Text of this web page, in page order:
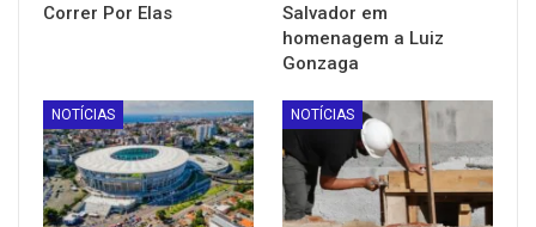
Correr Por Elas
Salvador em
homenagem a Luiz
Gonzaga
NOTÍCIAS NOTÍCIAS